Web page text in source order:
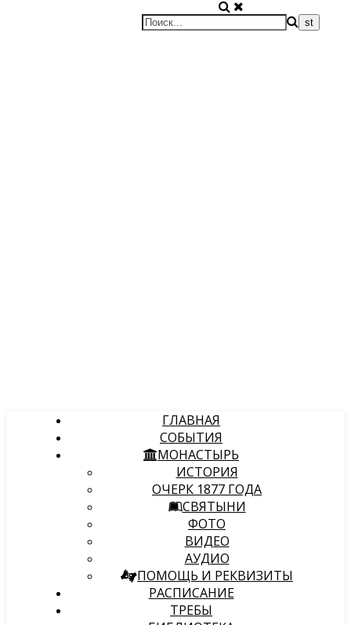
ГЛАВНАЯ
СОБЫТИЯ
МОНАСТЫРЬ
ИСТОРИЯ
ОЧЕРК 1877 ГОДА
СВЯТЫНИ
ФОТО
ВИДЕО
АУДИО
ПОМОЩЬ И РЕКВИЗИТЫ
РАСПИСАНИЕ
ТРЕБЫ